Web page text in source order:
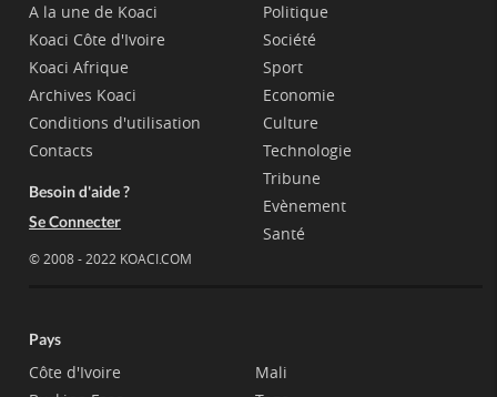
A la une de Koaci
Koaci Côte d'Ivoire
Koaci Afrique
Archives Koaci
Conditions d'utilisation
Contacts
Besoin d'aide ?
Se Connecter
© 2008 - 2022 KOACI.COM
Politique
Société
Sport
Economie
Culture
Technologie
Tribune
Evènement
Santé
Pays
Côte d'Ivoire
Mali